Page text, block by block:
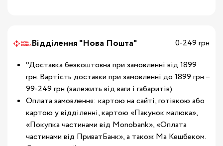
Відділення "Нова Пошта"
0-249 грн
*Доставка безкоштовна при замовленні від 1899
грн. Вартість доставки при замовленні до 1899 грн –
99-249 грн (залежить від ваги і габаритів).
Оплата замовлення: картою на сайті, готівкою або
картою у відділенні, картою «Пакунок малюка»,
«Покупка частинами від Monobank», «Оплата
частинами від ПриватБанк», а також Ма Кешбеком.